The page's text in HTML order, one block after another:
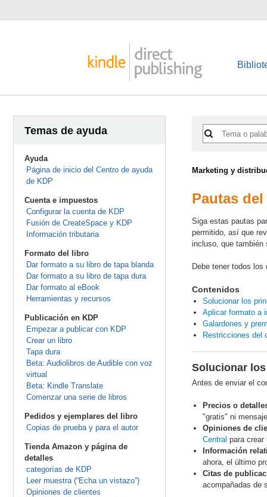
Temas de ayuda
Ayuda
Página de inicio del Centro de ayuda
de KDP
Cuenta e impuestos
Configurar la cuenta de KDP
Fusión de CreateSpace y KDP
Información tributaria
Formato del libro
Dar formato a su libro de tapa blanda
Dar formato a su libro de tapa dura
Dar formato al eBook
Herramientas y recursos
Publicación en KDP
Empezar a publicar con KDP
Crear un libro
Tapa dura
Beta: Audiolibros de Audible con voz
virtual
Beta: Kindle Translate
Comenzar una serie de libros
Pedidos y ejemplares del libro
Copias de prueba y para el autor
Tienda Amazon y página de
detalles
categorías de KDP
Leer muestra (“Echa un vistazo”)
Opiniones de clientes
Marketing y
Pautas
Siga estas pautas
permitido, así que
incluso, que también
Debe tener todos
Contenidos
Solucionar los
Aplicar formato a
Galardones y
Restricciones del
Solucionar
Antes de enviar el
Precios o
"gratis" ni
Opiniones de
Central para crear
Información
ahora, el último
Citas de
acompañadas de